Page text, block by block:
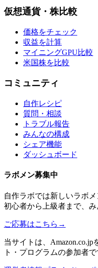
仮想通貨・株比較
価格をチェック
収益を計算
マイニングGPU比較
米国株を比較
コミュニティ
自作レシピ
質問・相談
トラブル報告
みんなの構成
シェア機能
ダッシュボード
ラボメン募集中
自作ラボでは新しいラボメ
初心者から上級者まで、み
ご応募はこちら →
当サイトは、
ト・プログラムの参加者